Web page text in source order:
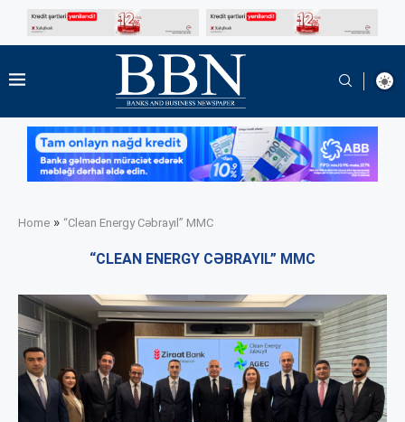
Home » “Clean Energy Cəbrayıl” MMC
“CLEAN ENERGY CƏBRAYIL” MMC